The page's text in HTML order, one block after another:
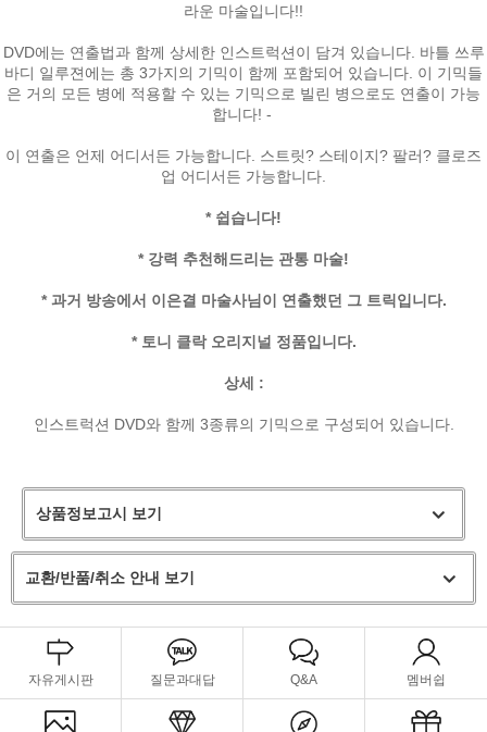
라운 마술입니다!!
DVD에는 연출법과 함께 상세한 인스트럭션이 담겨 있습니다. 바틀 쓰루
바디 일루젼에는 총 3가지의 기믹이 함께 포함되어 있습니다. 이 기믹들
은 거의 모든 병에 적용할 수 있는 기믹으로 빌린 병으로도 연출이 가능
합니다! -
이 연출은 언제 어디서든 가능합니다. 스트릿? 스테이지? 팔러? 클로즈
업 어디서든 가능합니다.
* 쉽습니다!
* 강력 추천해드리는 관통 마술!
* 과거 방송에서 이은결 마술사님이 연출했던 그 트릭입니다.
* 토니 클락 오리지널 정품입니다.
상세 :
인스트럭션 DVD와 함께 3종류의 기믹으로 구성되어 있습니다.
상품정보고시 보기
교환/반품/취소 안내 보기
자유게시판 질문과대답 Q&A 멤버쉽